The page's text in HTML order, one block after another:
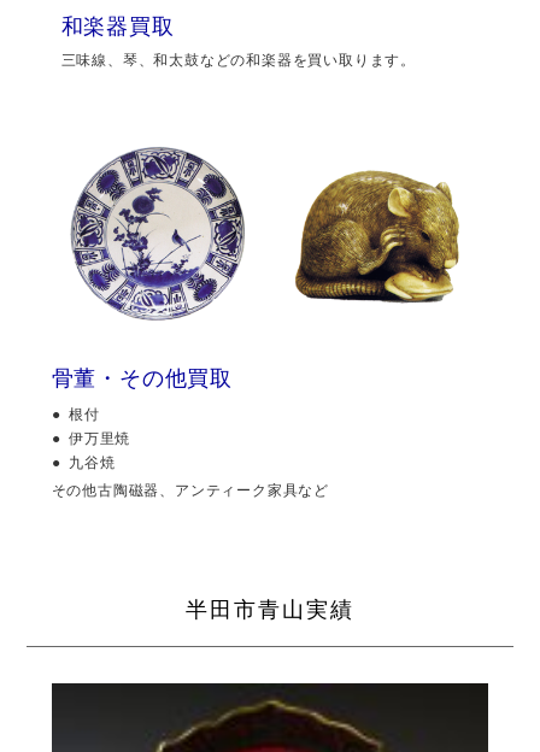
和楽器買取
三味線、琴、和太鼓などの和楽器を買い取ります。
骨董・その他買取
根付
伊万里焼
九谷焼
その他古陶磁器、アンティーク家具など
半田市青山実績